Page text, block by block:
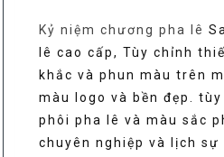
Kỷ niệm chương pha lê
lê cao cấp, Tùy chỉnh
khắc và phun màu trên
màu logo và bền đẹp.
phôi pha lê và màu sắc
chuyên nghiệp và lịch sự